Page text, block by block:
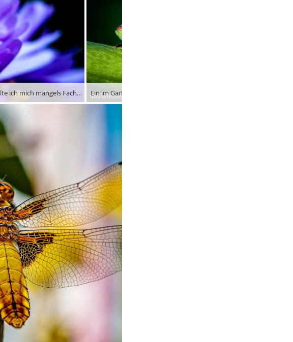
Ein im Garten aufgenommenes Insekt – mit Bestimmungsversuchen halte ich mich mangels Fachwissen lieber zurück …